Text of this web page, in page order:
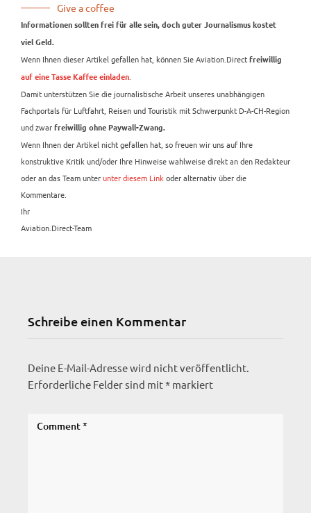
Give a coffee
Informationen sollten frei für alle sein, doch guter Journalismus kostet
viel Geld.
Wenn Ihnen dieser Artikel gefallen hat, können Sie Aviation.Direct freiwillig
auf eine Tasse Kaffee einladen.
Damit unterstützen Sie die journalistische Arbeit unseres unabhängigen
Fachportals für Luftfahrt, Reisen und Touristik mit Schwerpunkt D-A-CH-Region
und zwar freiwillig ohne Paywall-Zwang.
Wenn Ihnen der Artikel nicht gefallen hat, so freuen wir uns auf Ihre
konstruktive Kritik und/oder Ihre Hinweise wahlweise direkt an den Redakteur
oder an das Team unterunter diesem Linkoder alternativ über die
Kommentare.
Ihr
Aviation.Direct-Team
Schreibe einen Kommentar
Deine E-Mail-Adresse wird nicht veröffentlicht.
Erforderliche Felder sind mit* markiert